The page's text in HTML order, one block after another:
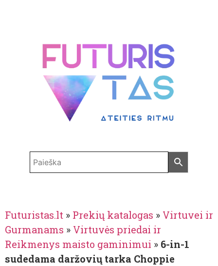
Futuristas.lt » Prekių katalogas » Virtuvei ir
Gurmanams » Virtuvės priedai ir
Reikmenys maisto gaminimui » 6-in-1
sudedama daržovių tarka Choppie